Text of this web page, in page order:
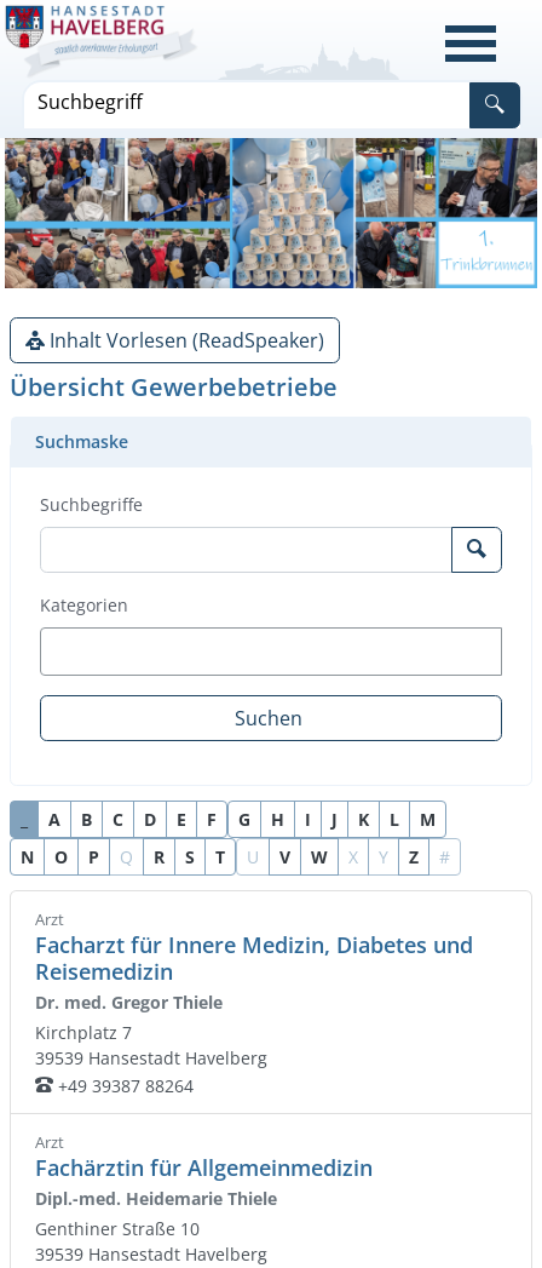
Inhalt Vorlesen (ReadSpeaker)
Übersicht Gewerbebetriebe
Suchmaske
Suchbegriffe
Kategorien
Suchen
A B C D E F G H I J K L
M
N
O P Q R S T U V W X Y Z #
Arzt
Facharzt für Innere Medizin, Diabetes und
Reisemedizin
Dr. med. Gregor Thiele
Kirchplatz 7
39539 Hansestadt Havelberg
Telefon:
+49 39387 88264
Arzt
Fachärztin für Allgemeinmedizin
Dipl.-med. Heidemarie Thiele
Genthiner Straße 10
39539 Hansestadt Havelberg